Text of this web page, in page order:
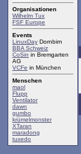
Organisationen
Wilhelm Tux
FSF Europe
Events
LinuxDay Dornbirn
BBA Schweiz
CoSin in Bremgarten
AG
VCFe in München
Menschen
maol
Flupp
Ventilator
dawn
gumbo
krümelmonster
XTaran
maradong
tuxedo